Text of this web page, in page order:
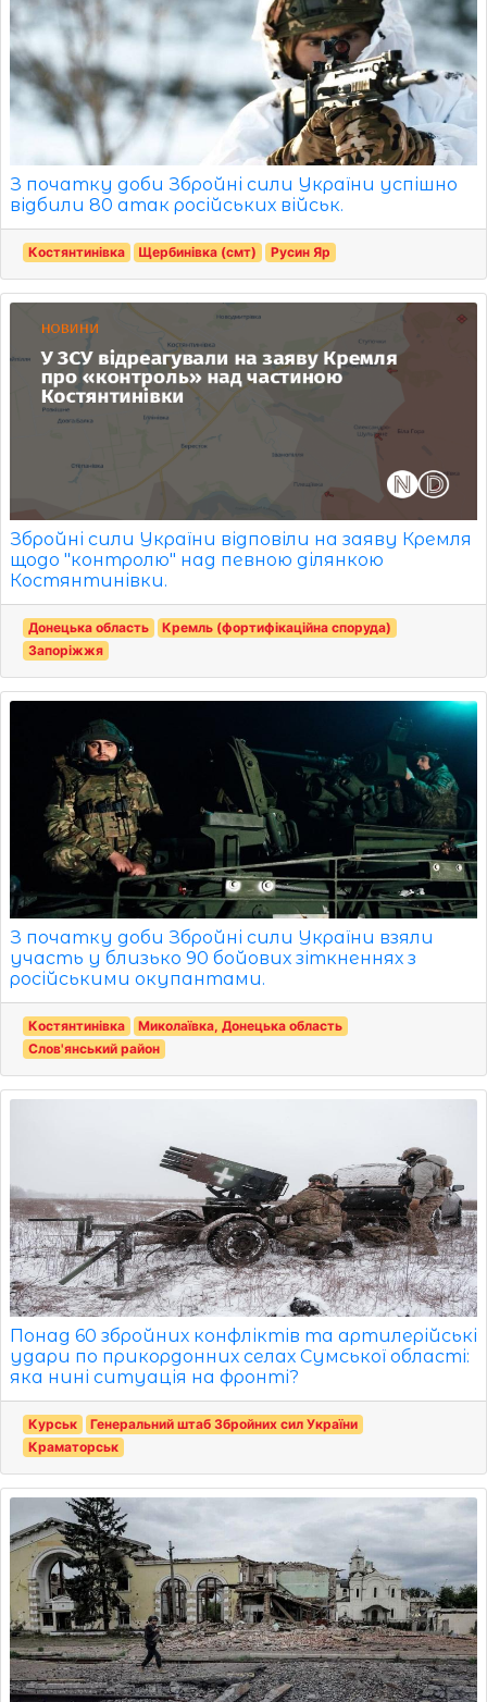
З початку доби Збройні сили України успішно
відбили 80 атак російських військ.
Костянтинівка Щербинівка (смт) Русин Яр
Збройні сили України відповіли на заяву Кремля
щодо "контролю" над певною ділянкою
Костянтинівки.
Донецька область
Кремль (фортифікаційна споруда)
Запоріжжя
З початку доби Збройні сили України взяли
участь у близько 90 бойових зіткненнях з
російськими окупантами.
Костянтинівка
Миколаївка, Донецька область
Слов'янський район
Понад 60 збройних конфліктів та артилерійські
удари по прикордонних селах Сумської області:
яка нині ситуація на фронті?
Курськ
Генеральний штаб Збройних сил України
Краматорськ